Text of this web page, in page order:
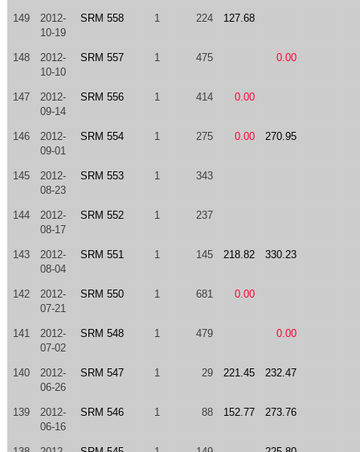
149
2012-
10-19
SRM 558 1 224 127.68
148
2012-
10-10
SRM 557 1 475 0.00
147
2012-
09-14
SRM 556 1 414 0.00
146
2012-
09-01
SRM 554 1 275 0.00 270.95
145
2012-
08-23
SRM 553 1 343
144
2012-
08-17
SRM 552 1 237
143
2012-
08-04
SRM 551 1 145 218.82 330.23
142
2012-
07-21
SRM 550 1 681 0.00
141
2012-
07-02
SRM 548 1 479 0.00
140
2012-
06-26
SRM 547 1 29 221.45 232.47
139
2012-
06-16
SRM 546 1 88 152.77 273.76